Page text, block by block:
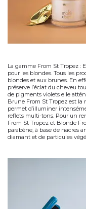
La gamme From St Tropez :
pour les blondes. Tous les
blondes et aux brunes. En
préserve l’éclat du cheveu
de pigments violets elle
Brune From St Tropez est la
permet d’illuminer
reflets multi-tons. Pour un
From St Tropez et Blonde
parabène , à base de nacres
diamant et de particules